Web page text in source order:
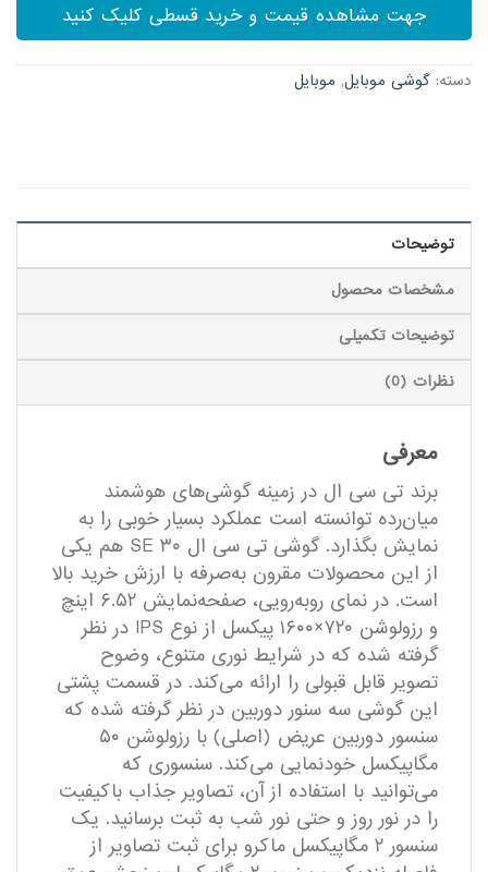
جهت مشاهده قیمت و خرید قسطی کلیک کنید
دسته: گوشی موبایل, موبایل
توضیحات
مشخصات محصول
توضیحات تکمیلی
نظرات (0)
معرفی
برند تی سی ال در زمینه گوشی‌های هوشمند
میان‌رده توانسته است عملکرد بسیار خوبی را به
نمایش بگذارد. گوشی تی سی ال ۳۰ SE هم یکی
از این محصولات مقرون به‌صرفه با ارزش خرید بالا
است. در نمای رو‌به‌رویی، صفحه‌نمایش ۶.۵۲ اینچ
و رزولوشن ۷۲۰×۱۶۰۰ پیکسل از نوع IPS در نظر
گرفته شده که در شرایط نوری متنوع، وضوح
تصویر قابل قبولی را ارائه می‌کند. در قسمت پشتی
این گوشی سه سنور دوربین در نظر گرفته شده که
سنسور دوربین عریض (اصلی) با رزولوشن ۵۰
مگاپیکسل خودنمایی می‌کند. سنسوری که
می‌توانید با استفاده از آن، تصاویر جذاب با‌کیفیت
را در نور روز و حتی نور شب به ثبت برسانید. یک
سنسور ۲ مگاپیکسل ماکرو برای ثبت تصاویر از